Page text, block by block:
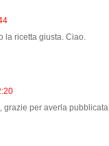
la ricetta giusta. Ciao.
grazie per averla pubblicata